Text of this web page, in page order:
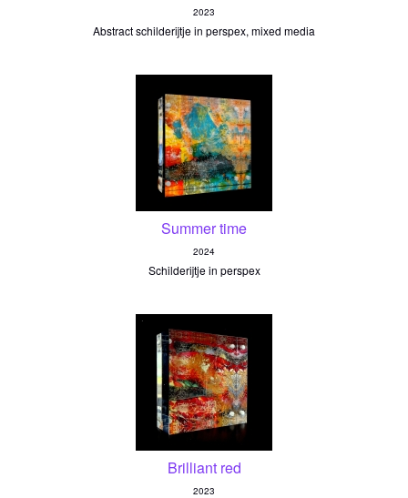
2023
Abstract schilderijtje in perspex, mixed media
Summer time
2024
Schilderijtje in perspex
Brilliant red
2023